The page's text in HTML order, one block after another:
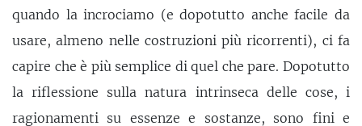
quando la incrociamo (e dopotutto anche facile da
usare, almeno nelle costruzioni più ricorrenti), ci fa
capire che è più semplice di quel che pare. Dopotutto
la riflessione sulla natura intrinseca delle cose, i
ragionamenti su essenze e sostanze, sono fini e